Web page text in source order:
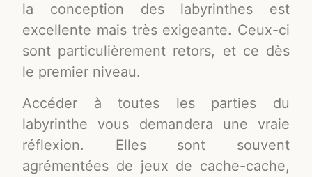
la conception des labyrinthes est
excellente mais très exigeante. Ceux-ci
sont particulièrement retors, et ce dès
le premier niveau.
Accéder à toutes les parties du
labyrinthe vous demandera une vraie
réflexion. Elles sont souvent
agrémentées de jeux de cache-cache,